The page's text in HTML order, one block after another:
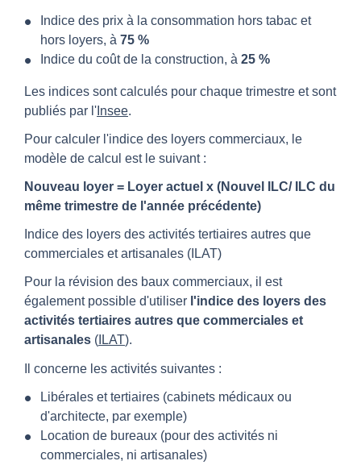
Indice des prix à la consommation hors tabac et
hors loyers, à 75 %
Indice du coût de la construction, à 25 %
Les indices sont calculés pour chaque trimestre et sont
publiés par l' Insee.
Pour calculer l'indice des loyers commerciaux, le
modèle de calcul est le suivant :
Nouveau loyer = Loyer actuel x (Nouvel ILC/ ILC du
même trimestre de l'année précédente)
Indice des loyers des activités tertiaires autres que
commerciales et artisanales (ILAT)
Pour la révision des baux commerciaux, il est
également possible d'utiliser l'indice des loyers des
activités tertiaires autres que commerciales et
artisanales ( ILAT).
Il concerne les activités suivantes :
Libérales et tertiaires (cabinets médicaux ou
d'architecte, par exemple)
Location de bureaux (pour des activités ni
commerciales, ni artisanales)